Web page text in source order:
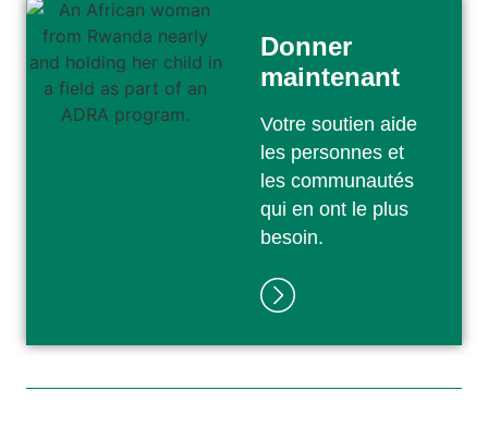
Donner
maintenant
Votre soutien aide
les personnes et
les communautés
qui en ont le plus
besoin.